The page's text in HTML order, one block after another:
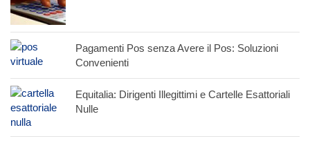
Pagamenti Pos senza Avere il Pos: Soluzioni
Convenienti
Equitalia: Dirigenti Illegittimi e Cartelle Esattoriali
Nulle